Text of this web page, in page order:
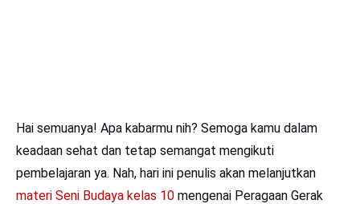
Hai semuanya! Apa kabarmu nih? Semoga kamu dalam
keadaan sehat dan tetap semangat mengikuti
pembelajaran ya. Nah, hari ini penulis akan melanjutkan
materi Seni Budaya kelas 10 mengenai Peragaan Gerak